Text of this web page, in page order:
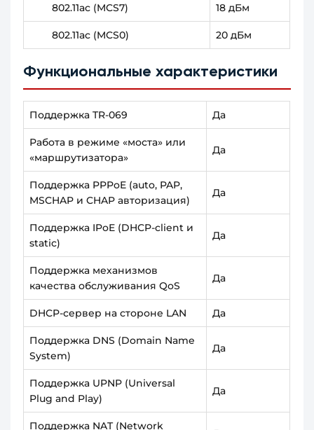
802.11ac (MCS7) 18 дБм
802.11ac (MCS0) 20 дБм
Функциональные характеристики
Поддержка TR-069 Да
Работа в режиме «моста» или
«маршрутизатора»
Да
Поддержка PPPoE (auto, PAP,
MSCHAP и CHAP авторизация)
Да
Поддержка IPoE (DHCP-client и
static)
Да
Поддержка механизмов
качества обслуживания QoS
Да
DHCP-сервер на стороне LAN Да
Поддержка DNS (Domain Name
System)
Да
Поддержка UPNP (Universal
Plug and Play)
Да
Поддержка NAT (Network